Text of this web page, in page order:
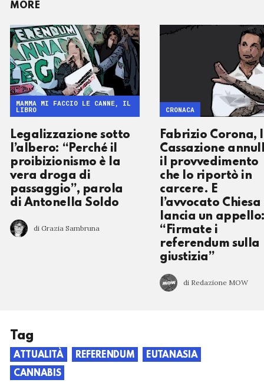
MORE
Legalizzazione sotto
l’albero: “Perché il
proibizionismo è la
vera droga di
passaggio”, parola
di Antonella Soldo
di Grazia Sambruna
MAMMA MI FACCIO LE CANNE, IL
LIBRO
Fabrizio Corona,
Cassazione
il provvedimento
che lo riportò in
carcere. E
l’avvocato Chiesa
lancia un
“Firmate i
referendum sulla
giustizia”
di Redazione MOW
CRONACA
Tag
ATTUALITÀ REFERENDUM
EUTANASIA
CANNABIS